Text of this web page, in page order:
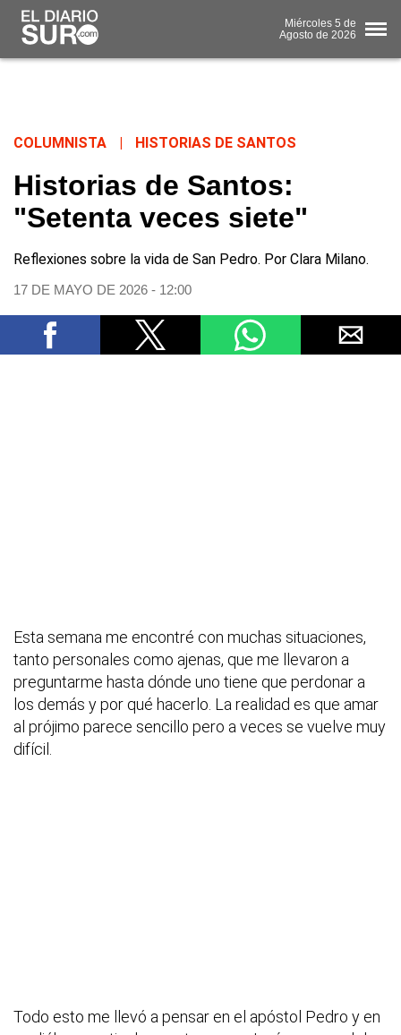
Miércoles 5 de
Agosto de 2026
COLUMNISTA HISTORIAS DE SANTOS
Historias de Santos:
"Setenta veces siete"
Reflexiones sobre la vida de San Pedro. Por Clara Milano.
17 DE MAYO DE 2026 - 12:00
Esta semana me encontré con muchas situaciones,
tanto personales como ajenas, que me llevaron a
preguntarme hasta dónde uno tiene que perdonar a
los demás y por qué hacerlo. La realidad es que amar
al prójimo parece sencillo pero a veces se vuelve muy
difícil.
Todo esto me llevó a pensar en el apóstol Pedro y en